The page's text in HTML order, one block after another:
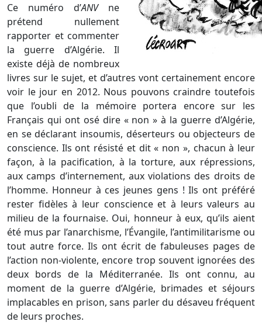
Ce numéro d’ANVne
prétend nullement
rapporter et commenter
la guerre d’Algérie. Il
existe déjà de nombreux
livres sur le sujet, et d’autres vont certainement encore
voir le jour en 2012. Nous pouvons craindre toutefois
que l’oubli de la mémoire portera encore sur les
Français qui ont osé dire « non » à la guerre d’Algérie,
en se déclarant insoumis, déserteurs ou objecteurs de
conscience. Ils ont résisté et dit « non », chacun à leur
façon, à la pacification, à la torture, aux répressions,
aux camps d’internement, aux violations des droits de
l’homme. Honneur à ces jeunes gens ! Ils ont préféré
rester fidèles à leur conscience et à leurs valeurs au
milieu de la fournaise. Oui, honneur à eux, qu’ils aient
été mus par l’anarchisme, l’Évangile, l’antimilitarisme ou
tout autre force. Ils ont écrit de fabuleuses pages de
l’action non-violente, encore trop souvent ignorées des
deux bords de la Méditerranée. Ils ont connu, au
moment de la guerre d’Algérie, brimades et séjours
implacables en prison, sans parler du désaveu fréquent
de leurs proches.